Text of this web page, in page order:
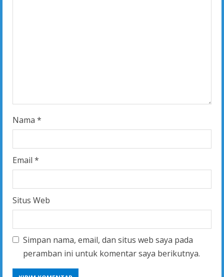
Nama *
Email *
Situs Web
Simpan nama, email, dan situs web saya pada
peramban ini untuk komentar saya berikutnya.